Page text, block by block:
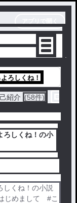
ろしくね！
紹介 (58件)
しくね！の小
くね！の小説
じめまして #こ